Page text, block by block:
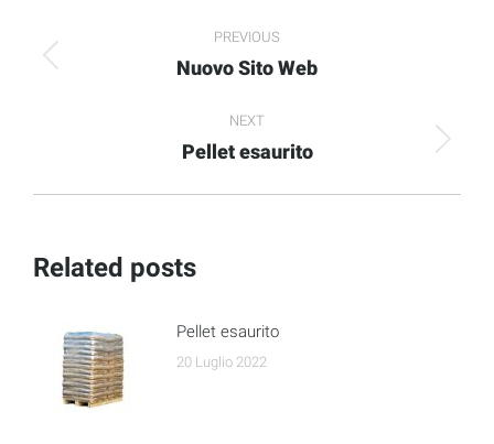
navigation
PREVIOUS
Previous
Nuovo Sito Web
NEXT
Next
Pellet esaurito
Related posts
Pellet esaurito
20 Luglio 2022